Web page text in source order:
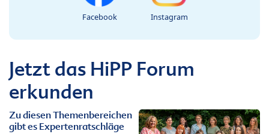
Facebook Instagram
Jetzt das HiPP Forum
erkunden
Zu diesen Themenbereichen
gibt es Expertenratschläge